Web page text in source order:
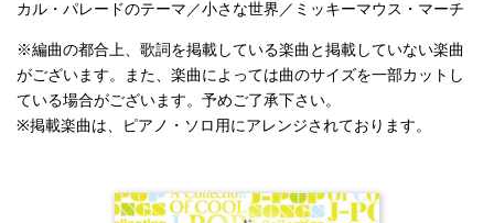
カル・パレードのテーマ／小さな世界／ミッキーマウス・マーチ
※編曲の都合上、歌詞を掲載している楽曲と掲載していない楽曲
がございます。また、楽曲によっては曲のサイズを一部カットし
ている場合がございます。予めご了承下さい。
※掲載楽曲は、ピアノ・ソロ用にアレンジされております。